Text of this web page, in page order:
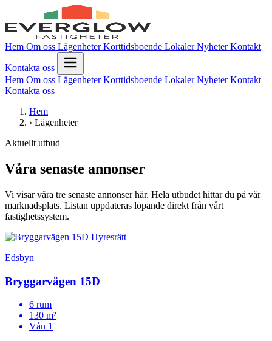
Hem Om oss LägenheterKorttidsboende LokalerNyheterKontakt
Kontakta oss
Hem Om oss LägenheterKorttidsboende LokalerNyheterKontakt
Kontakta oss
Hem
› Lägenheter
Aktuellt utbud
Våra senaste annonser
Vi visar våra tre senaste annonser här. Hela utbudet hittar du på vår
marknadsplats. Listan uppdateras löpande direkt från vårt
fastighetssystem.
Hyresrätt
Edsbyn
Bryggarvägen 15D
6 rum
130 m²
Vån 1